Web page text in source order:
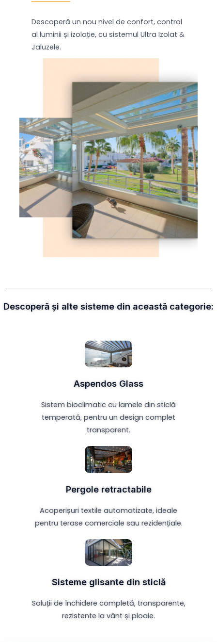
Descoperă un nou nivel de confort, control
al luminii și izolație, cu sistemul Ultra Izolat &
Jaluzele.
Descoperă și alte sisteme din această categorie:
Aspendos Glass
Sistem bioclimatic cu lamele din sticlă
temperată, pentru un design complet
transparent.
Pergole retractabile
Acoperișuri textile automatizate, ideale
pentru terase comerciale sau rezidențiale.
Sisteme glisante din sticlă
Soluții de închidere completă, transparente,
rezistente la vânt și ploaie.